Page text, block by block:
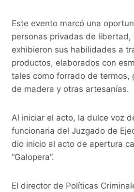
Este evento marcó una
personas privadas de libertad,
exhibieron sus habilidades a
productos, elaborados con
tales como forrado de termos,
de madera y otras artesanías.
Al iniciar el acto, la dulce voz
funcionaria del Juzgado de
dio inicio al acto de apertura
“Galopera”.
El director de Políticas